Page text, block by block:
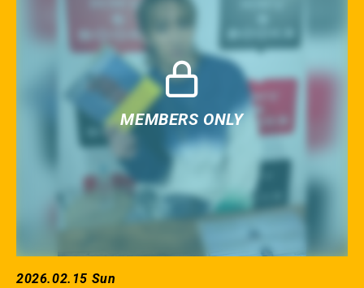
2026.02.15 Sun